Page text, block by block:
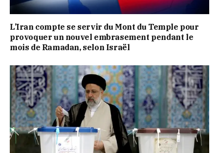
L’Iran compte se servir du Mont du Temple pour
provoquer un nouvel embrasement pendant le
mois de Ramadan, selon Israël